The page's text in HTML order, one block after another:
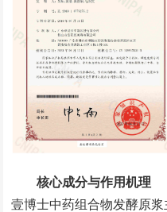
核心成分与作用机理
壹博士中药组合物发酵原